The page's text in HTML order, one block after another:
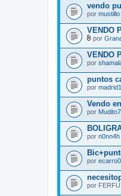
vendo
por mustillo
VENDO
A
d
u
n
t
o
s
)
por
VENDO
por
puntos
por
Vendo
por
por n0nn4h
por
por FERFU